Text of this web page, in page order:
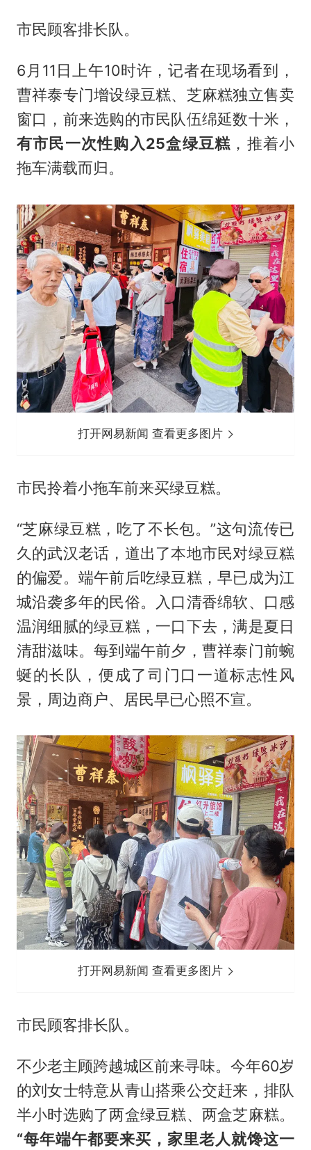
市民顾客排长队。
6月11日上午10时许，记者在现场看到，
曹祥泰专门增设绿豆糕、芝麻糕独立售卖
窗口，前来选购的市民队伍绵延数十米，
有市民一次性购入25盒绿豆糕 ，推着小
拖车满载而归。
打开网易新闻 查看更多图片
市民拎着小拖车前来买绿豆糕。
“芝麻绿豆糕，吃了不长包。”这句流传已
久的武汉老话，道出了本地市民对绿豆糕
的偏爱。端午前后吃绿豆糕，早已成为江
城沿袭多年的民俗。入口清香绵软、口感
温润细腻的绿豆糕，一口下去，满是夏日
清甜滋味。每到端午前夕，曹祥泰门前蜿
蜒的长队，便成了司门口一道标志性风
景，周边商户、居民早已心照不宣。
打开网易新闻 查看更多图片
市民顾客排长队。
不少老主顾跨越城区前来寻味。今年60岁
的刘女士特意从青山搭乘公交赶来，排队
半小时选购了两盒绿豆糕、两盒芝麻糕。
“每年端午都要来买，家里老人就馋这一